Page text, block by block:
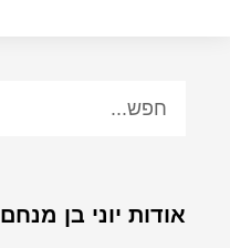
אודות יוני בן מנחם